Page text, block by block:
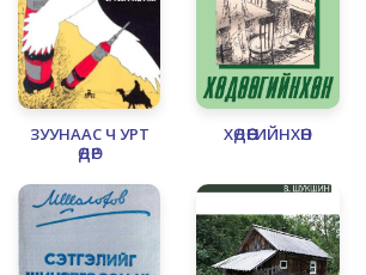
ЗУУНААС Ч УРТ
ӨДӨР
ХӨДӨӨГИЙНХӨН